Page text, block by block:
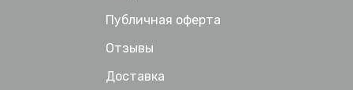
Публичная оферта
Отзывы
Доставка